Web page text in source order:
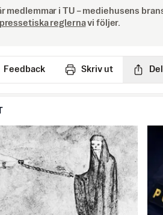
medlemmar i TU – mediehusens
pressetiska reglernavi följer.
Feedback Skriv ut